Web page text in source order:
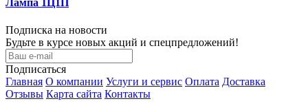
Лампа 1Ц1П
Подписка на новости
Будьте в курсе новых акций и спецпредложений!
Подписаться
Главная О компании Услуги и сервис Оплата Доставка
Отзывы Карта сайта Контакты